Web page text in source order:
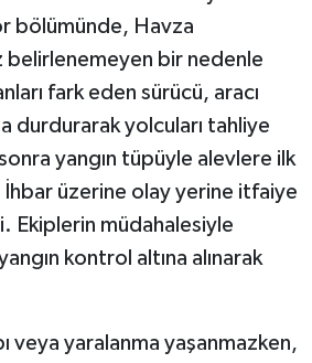
bölümünde, Havza
belirlenemeyen bir nedenle
fark eden sürücü, aracı
durdurarak yolcuları tahliye
yangın tüpüyle alevlere ilk
İhbar üzerine olay yerine itfaiye
Ekiplerin müdahalesiyle
kontrol altına alınarak
veya yaralanma yaşanmazken,